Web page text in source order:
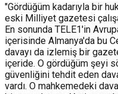
"Gördüğüm kadarıyla bir
eski Milliyet gazetesi
En sonunda TELE1'in
içerisinde Almanya'da bu
davayı da izlemiş bir
içeride. O gördüğüm şeyi
güvenliğini tehdit eden
vardı. O mahkemedeki